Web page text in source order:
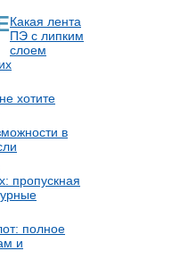
Какая лента
ПЭ с липким
слоем
хотите
в
пропускная
полное
и